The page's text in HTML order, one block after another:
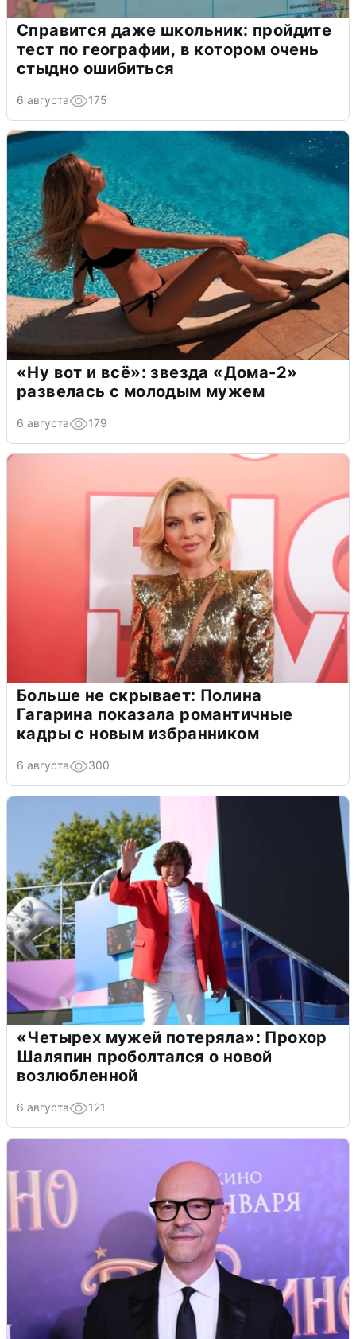
Справится даже школьник: пройдите
тест по географии, в котором очень
стыдно ошибиться
6 августа 175
«Ну вот и всё»: звезда «Дома-2»
развелась с молодым мужем
6 августа 179
Больше не скрывает: Полина
Гагарина показала романтичные
кадры с новым избранником
6 августа 300
«Четырех мужей потеряла»: Прохор
Шаляпин проболтался о новой
возлюбленной
6 августа 121